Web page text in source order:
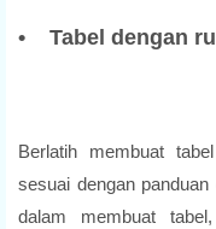
• Tabel dengan
Berlatih membuat
sesuai dengan
dalam membuat